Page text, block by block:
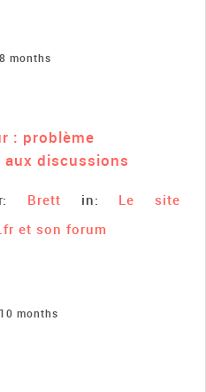
months
: problème
aux discussions
Brett in: Le site
et son forum
months